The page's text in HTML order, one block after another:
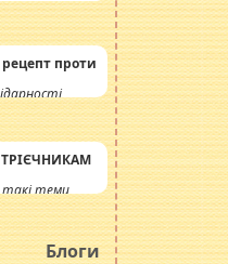
рецепт проти
такі теми,
сьогоднішні
питання.
Блоги